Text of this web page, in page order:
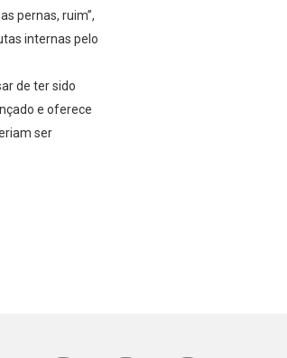
pernas, ruim”,
internas pelo
de ter sido
e oferece
ser